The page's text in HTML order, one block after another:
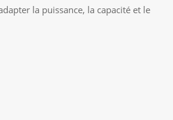
la puissance, la capacité et le